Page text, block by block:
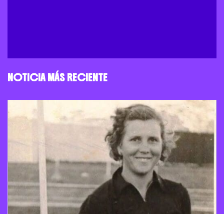
NOTICIA MÁS RECIENTE